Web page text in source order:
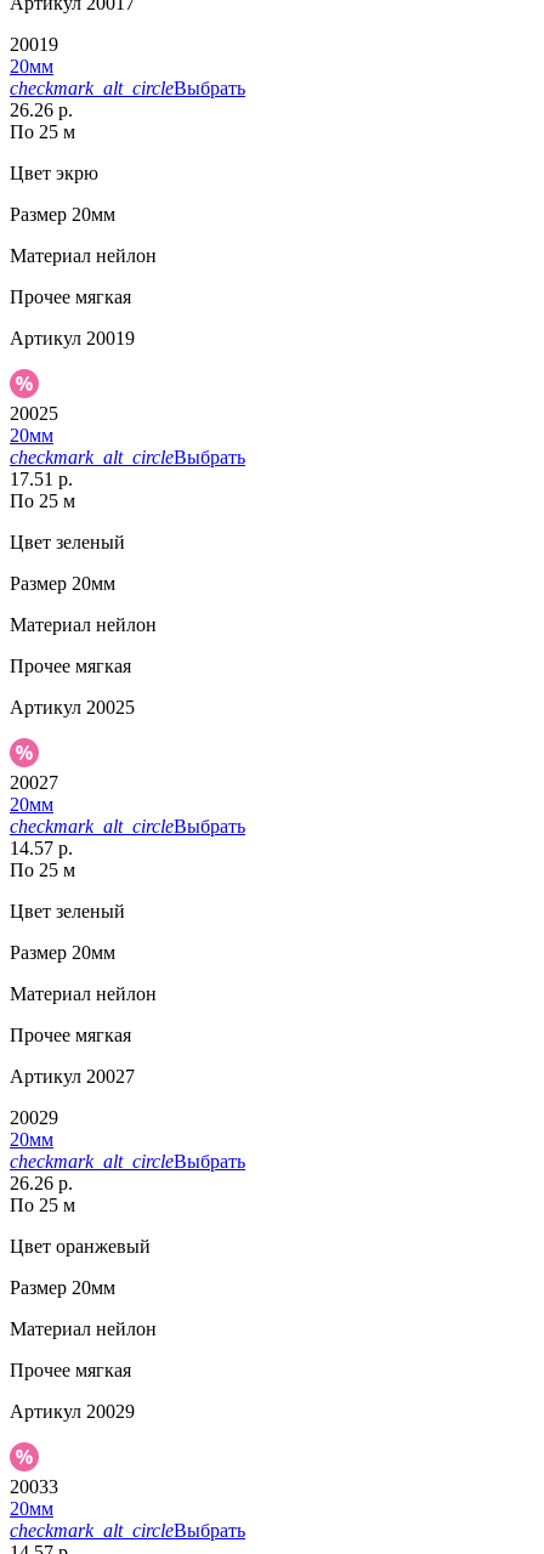
20019
20мм
checkmark_alt_circleВыбрать
26.26 р.
По 25 м
Цвет экрю
Размер 20мм
Материал нейлон
Прочее мягкая
Артикул 20019
20025
20мм
checkmark_alt_circleВыбрать
17.51 р.
По 25 м
Цвет зеленый
Размер 20мм
Материал нейлон
Прочее мягкая
Артикул 20025
20027
20мм
checkmark_alt_circleВыбрать
14.57 р.
По 25 м
Цвет зеленый
Размер 20мм
Материал нейлон
Прочее мягкая
Артикул 20027
20029
20мм
checkmark_alt_circleВыбрать
26.26 р.
По 25 м
Цвет оранжевый
Размер 20мм
Материал нейлон
Прочее мягкая
Артикул 20029
20033
20мм
checkmark_alt_circleВыбрать